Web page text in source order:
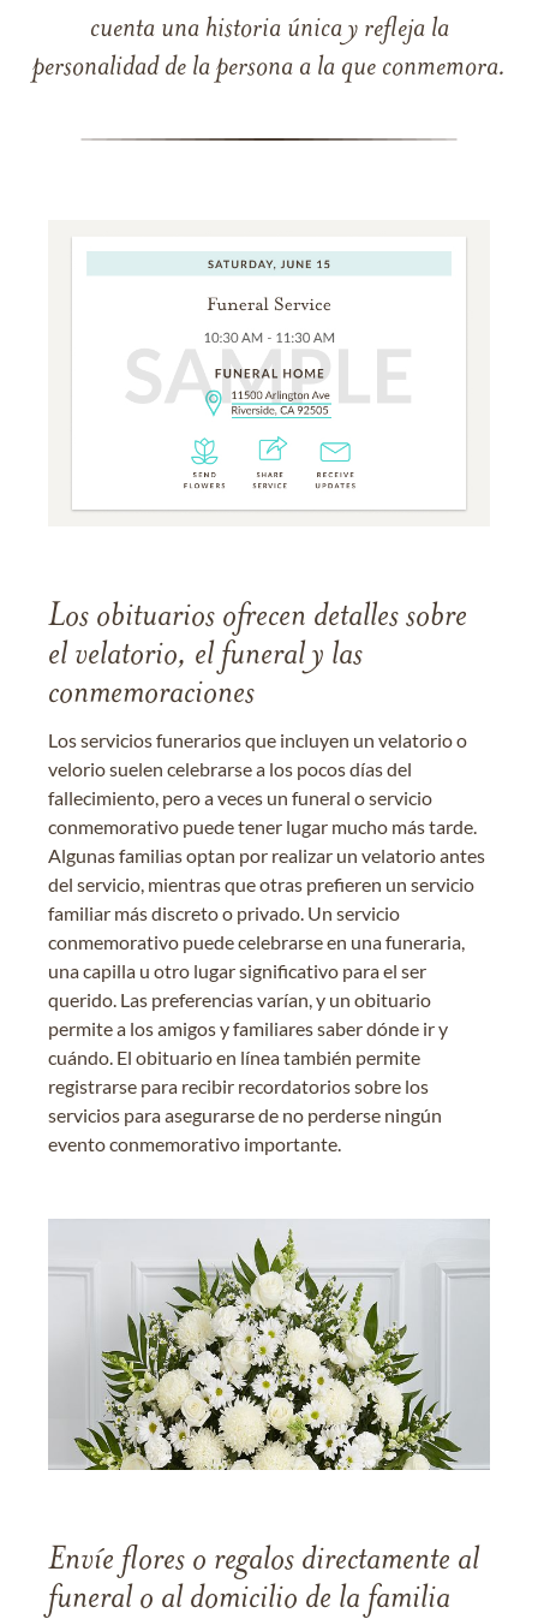
cuenta una historia única y refleja la
personalidad de la persona a la que conmemora.
Los obituarios ofrecen detalles sobre
el velatorio, el funeral y las
conmemoraciones
Los servicios funerarios que incluyen un velatorio o
velorio suelen celebrarse a los pocos días del
fallecimiento, pero a veces un funeral o servicio
conmemorativo puede tener lugar mucho más tarde.
Algunas familias optan por realizar un velatorio antes
del servicio, mientras que otras prefieren un servicio
familiar más discreto o privado. Un servicio
conmemorativo puede celebrarse en una funeraria,
una capilla u otro lugar significativo para el ser
querido. Las preferencias varían, y un obituario
permite a los amigos y familiares saber dónde ir y
cuándo. El obituario en línea también permite
registrarse para recibir recordatorios sobre los
servicios para asegurarse de no perderse ningún
evento conmemorativo importante.
Envíe flores o regalos directamente al
funeral o al domicilio de la familia